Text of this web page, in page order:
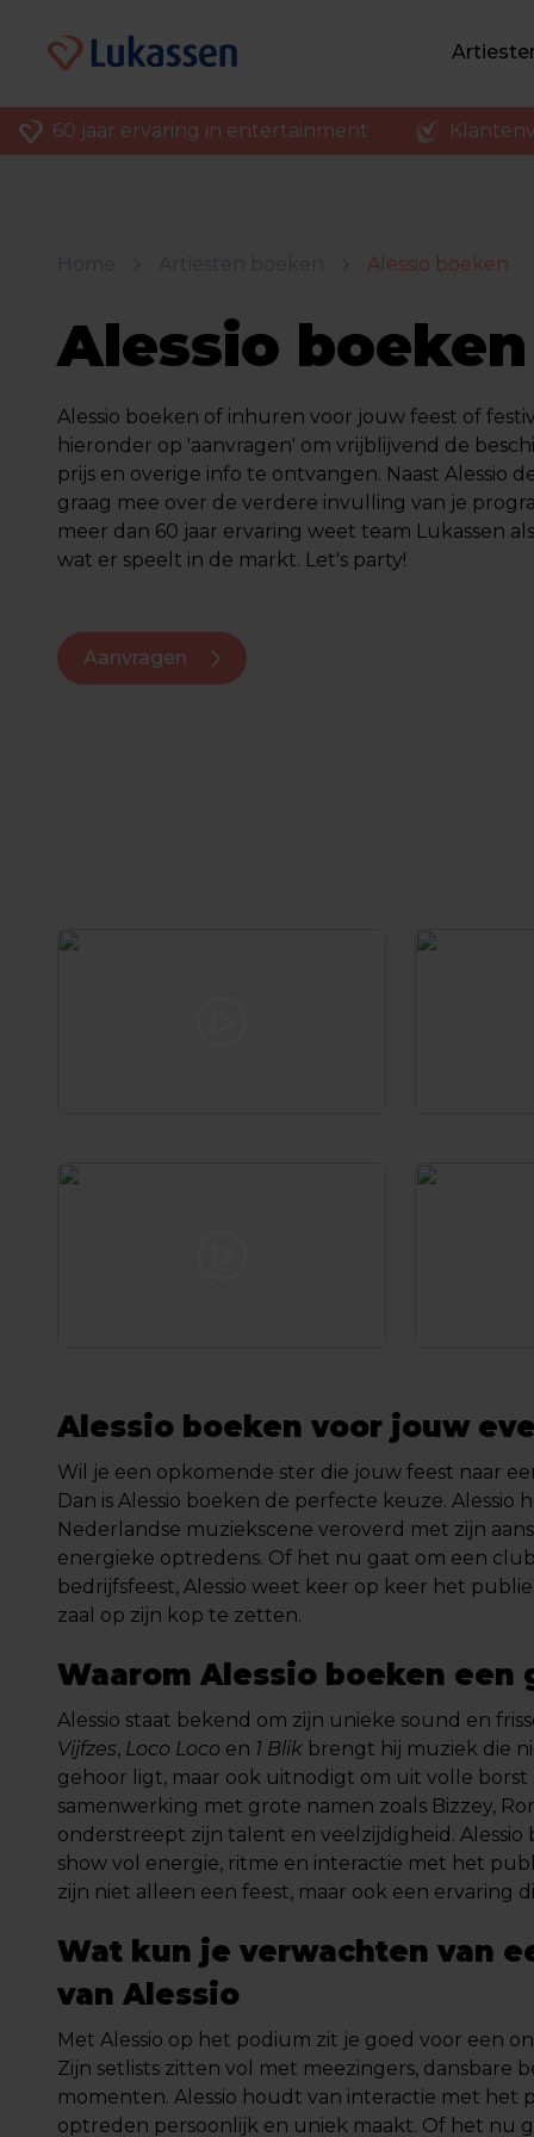
60 jaar ervaring in entertainment
Alessio boeken
Alessio boeken
Alessio boeken of inhuren voor jouw feest of
hieronder op 'aanvragen' om vrijblijvend de
prijs en overige info te ontvangen. Naast Alessio
graag mee over de verdere invulling van je
meer dan 60 jaar ervaring weet team Lukassen
wat er speelt in de markt. Let's party!
Aanvragen
Alessio boeken voor jouw
Wil je een opkomende ster die jouw feest naar
Dan is Alessio boeken de perfecte keuze. Alessio
Nederlandse muziekscene veroverd met zijn
energieke optredens. Of het nu gaat om een
bedrijfsfeest, Alessio weet keer op keer het
zaal op zijn kop te zetten.
Waarom Alessio boeken een
Alessio staat bekend om zijn unieke sound en
Vijfzes, Loco Loco en 1 Blik brengt hij muziek die
gehoor ligt, maar ook uitnodigt om uit volle borst
samenwerking met grote namen zoals Bizzey,
onderstreept zijn talent en veelzijdigheid.
show vol energie, ritme en interactie met het
zijn niet alleen een feest, maar ook een ervaring
Wat kun je verwachten van
van Alessio
Met Alessio op het podium zit je goed voor een
Zijn setlists zitten vol met meezingers, dansbare
momenten. Alessio houdt van interactie met het
optreden persoonlijk en uniek maakt. Of het nu